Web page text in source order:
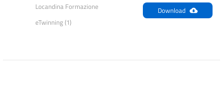
Locandina Formazione
eTwinning (1)
Download